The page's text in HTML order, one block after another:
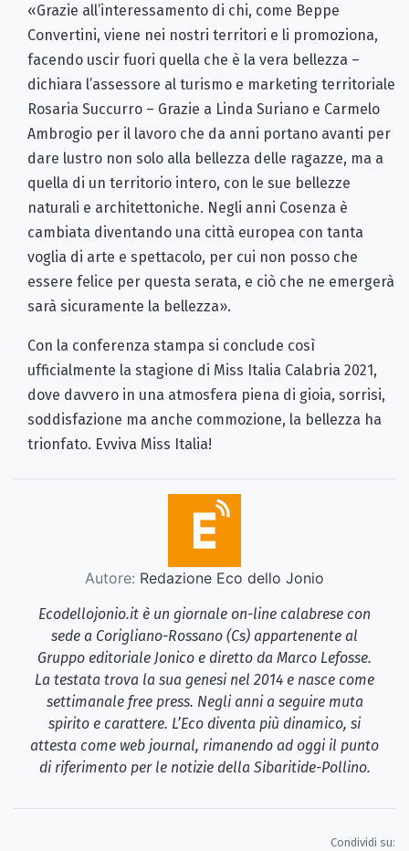
«Grazie all’interessamento di chi, come Beppe
Convertini, viene nei nostri territori e li promoziona,
facendo uscir fuori quella che è la vera bellezza –
dichiara l’assessore al turismo e marketing territoriale
Rosaria Succurro – Grazie a Linda Suriano e Carmelo
Ambrogio per il lavoro che da anni portano avanti per
dare lustro non solo alla bellezza delle ragazze, ma a
quella di un territorio intero, con le sue bellezze
naturali e architettoniche. Negli anni Cosenza è
cambiata diventando una città europea con tanta
voglia di arte e spettacolo, per cui non posso che
essere felice per questa serata, e ciò che ne emergerà
sarà sicuramente la bellezza».
Con la conferenza stampa si conclude così
ufficialmente la stagione di Miss Italia Calabria 2021,
dove davvero in una atmosfera piena di gioia, sorrisi,
soddisfazione ma anche commozione, la bellezza ha
trionfato. Evviva Miss Italia!
Autore: Redazione Eco dello Jonio
Ecodellojonio.it è un giornale on-line calabrese con
sede a Corigliano-Rossano (Cs) appartenente al
Gruppo editoriale Jonico e diretto da Marco Lefosse.
La testata trova la sua genesi nel 2014 e nasce come
settimanale free press. Negli anni a seguire muta
spirito e carattere. L’Eco diventa più dinamico, si
attesta come web journal, rimanendo ad oggi il punto
di riferimento per le notizie della Sibaritide-Pollino.
Condividi su: